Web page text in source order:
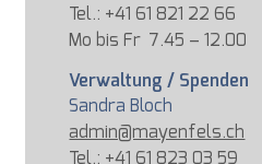
Tel.: +41 61 821 22 66
Mo bis Fr 7.45 – 12.00
Verwaltung / Spenden
Sandra Bloch
admin@mayenfels.ch
Tel.: +41 61 823 03 59